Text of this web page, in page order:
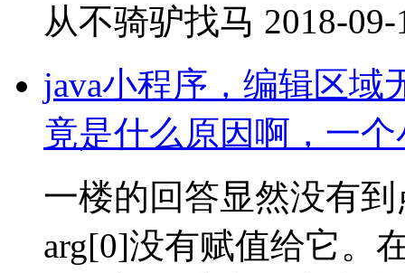
从不骑驴找马 2018-
java小程序，编辑区域
竟是什么原因啊，一
一楼的回答显然没有
arg[0]没有赋值给它。